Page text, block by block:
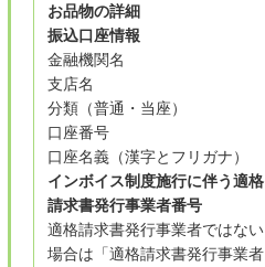
お品物の詳細
振込口座情報
金融機関名
支店名
分類（普通・当座）
口座番号
口座名義（漢字とフリガナ）
インボイス制度施行に伴う適格
請求書発行事業者番号
適格請求書発行事業者ではない
場合は「適格請求書発行事業者